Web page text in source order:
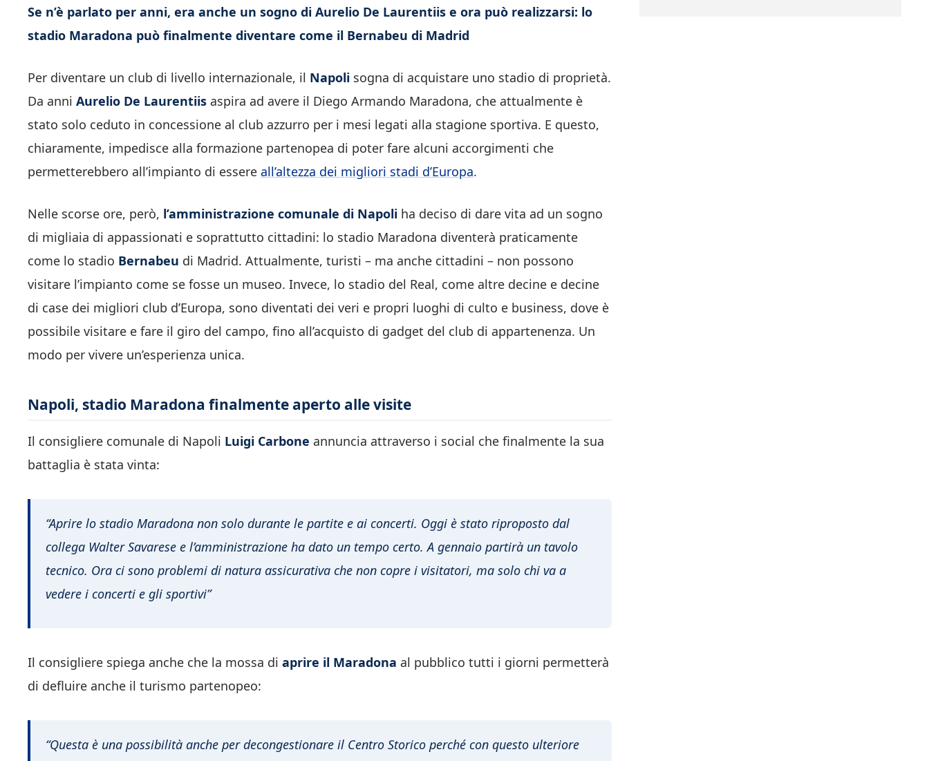
Se n’è parlato per anni, era anche un sogno di Aurelio De Laurentiis e ora può realizzarsi: lo
stadio Maradona può finalmente diventare come il Bernabeu di Madrid
Per diventare un club di livello internazionale, il Napoli sogna di acquistare uno stadio di proprietà.
Da anni Aurelio De Laurentiis aspira ad avere il Diego Armando Maradona, che attualmente è
stato solo ceduto in concessione al club azzurro per i mesi legati alla stagione sportiva. E questo,
chiaramente, impedisce alla formazione partenopea di poter fare alcuni accorgimenti che
permetterebbero all’impianto di essere all’altezza dei migliori stadi d’Europa.
Nelle scorse ore, però, l’amministrazione comunale di Napoli ha deciso di dare vita ad un sogno
di migliaia di appassionati e soprattutto cittadini: lo stadio Maradona diventerà praticamente
come lo stadio Bernabeu di Madrid. Attualmente, turisti – ma anche cittadini – non possono
visitare l’impianto come se fosse un museo. Invece, lo stadio del Real, come altre decine e decine
di case dei migliori club d’Europa, sono diventati dei veri e propri luoghi di culto e business, dove è
possibile visitare e fare il giro del campo, fino all’acquisto di gadget del club di appartenenza. Un
modo per vivere un’esperienza unica.
Napoli, stadio Maradona finalmente aperto alle visite
Il consigliere comunale di Napoli Luigi Carbone annuncia attraverso i social che finalmente la sua
battaglia è stata vinta:
“Aprire lo stadio Maradona non solo durante le partite e ai concerti. Oggi è stato riproposto dal
collega Walter Savarese e l’amministrazione ha dato un tempo certo. A gennaio partirà un tavolo
tecnico. Ora ci sono problemi di natura assicurativa che non copre i visitatori, ma solo chi va a
vedere i concerti e gli sportivi”
Il consigliere spiega anche che la mossa di aprire il Maradona al pubblico tutti i giorni permetterà
di defluire anche il turismo partenopeo:
“Questa è una possibilità anche per decongestionare il Centro Storico perché con questo ulteriore